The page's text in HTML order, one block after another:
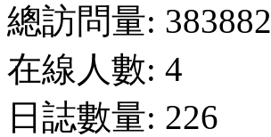
總訪問量: 383882
在線人數: 4
日誌數量: 226